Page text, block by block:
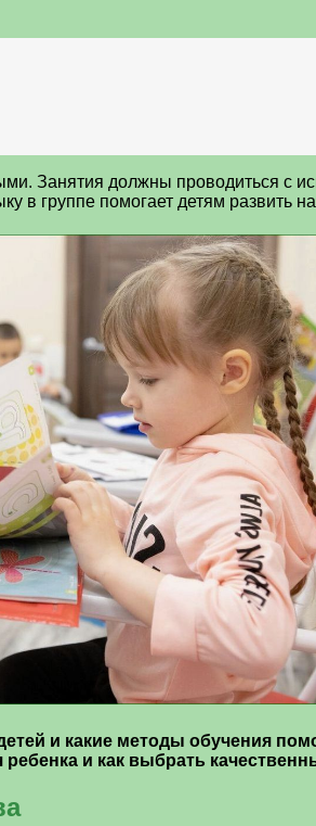
Занятия должны проводиться с
группе помогает детям развить
и какие методы обучения
и как выбрать